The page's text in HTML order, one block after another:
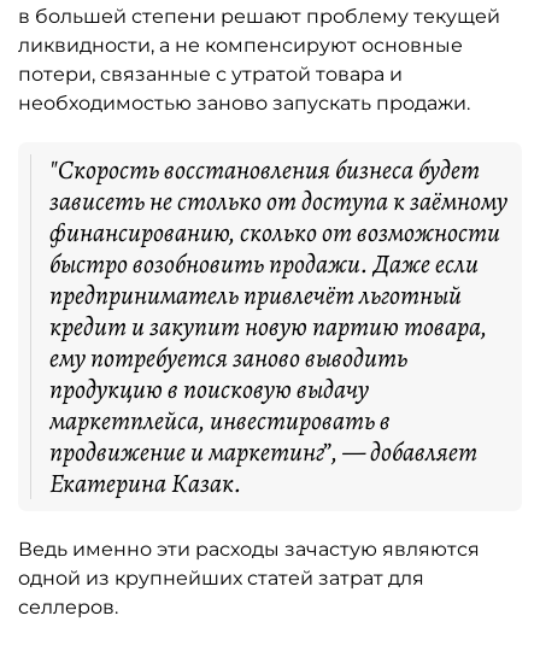
в большей степени решают проблему текущей
ликвидности, а не компенсируют основные
потери, связанные с утратой товара и
необходимостью заново запускать продажи.
"Скорость восстановления бизнеса будет
зависеть не столько от доступа к заёмному
финансированию, сколько от возможности
быстро возобновить продажи. Даже если
предприниматель привлечёт льготный
кредит и закупит новую партию товара,
ему потребуется заново выводить
продукцию в поисковую выдачу
маркетплейса, инвестировать в
продвижение и маркетинг”, — добавляет
Екатерина Казак.
Ведь именно эти расходы зачастую являются
одной из крупнейших статей затрат для
селлеров.